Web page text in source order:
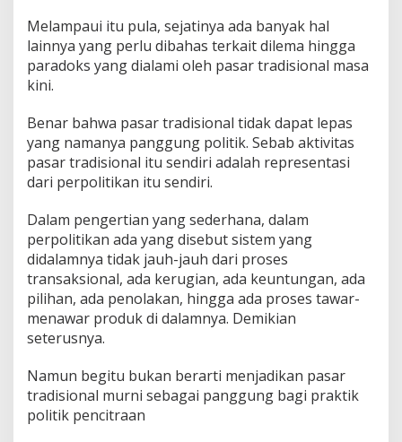
Melampaui itu pula, sejatinya ada banyak hal
lainnya yang perlu dibahas terkait dilema hingga
paradoks yang dialami oleh pasar tradisional masa
kini.
Benar bahwa pasar tradisional tidak dapat lepas
yang namanya panggung politik. Sebab aktivitas
pasar tradisional itu sendiri adalah representasi
dari perpolitikan itu sendiri.
Dalam pengertian yang sederhana, dalam
perpolitikan ada yang disebut sistem yang
didalamnya tidak jauh-jauh dari proses
transaksional, ada kerugian, ada keuntungan, ada
pilihan, ada penolakan, hingga ada proses tawar-
menawar produk di dalamnya. Demikian
seterusnya.
Namun begitu bukan berarti menjadikan pasar
tradisional murni sebagai panggung bagi praktik
politik pencitraan